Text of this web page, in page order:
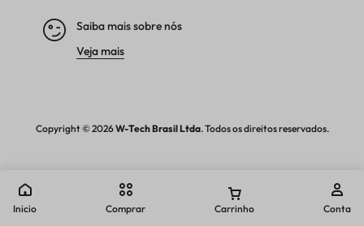
Saiba mais sobre nós
Veja mais
Copyright © 2026W-TechBrasil Ltda. Todos os direitos reservados.
Inicio Comprar Carrinho Conta
Comparar produtos